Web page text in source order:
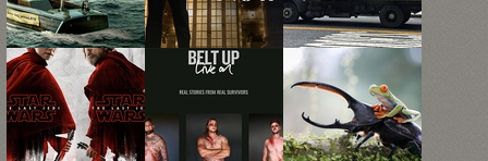
60 самых
запоминающихся
рекламных
принтов ...
высококачественных
промо-артов
к третьему ...
Граффити —
это
преступление?
Все ...